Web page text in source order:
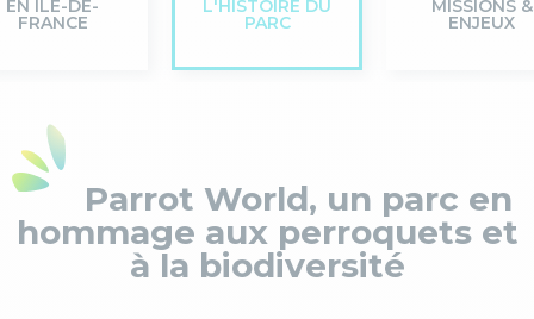
EN ÎLE-DE-
FRANCE
L'HISTOIRE DU
PARC
MISSIONS &
ENJEUX
Parrot World, un parc en
hommage aux perroquets et
à la biodiversité